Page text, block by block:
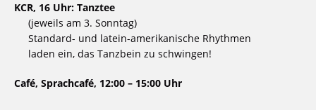
KCR, 16 Uhr: Tanztee
(jeweils am 3. Sonntag)
Standard- und latein-amerikanische Rhythmen
laden ein, das Tanzbein zu schwingen!
Café, Sprachcafé, 12:00 – 15:00 Uhr